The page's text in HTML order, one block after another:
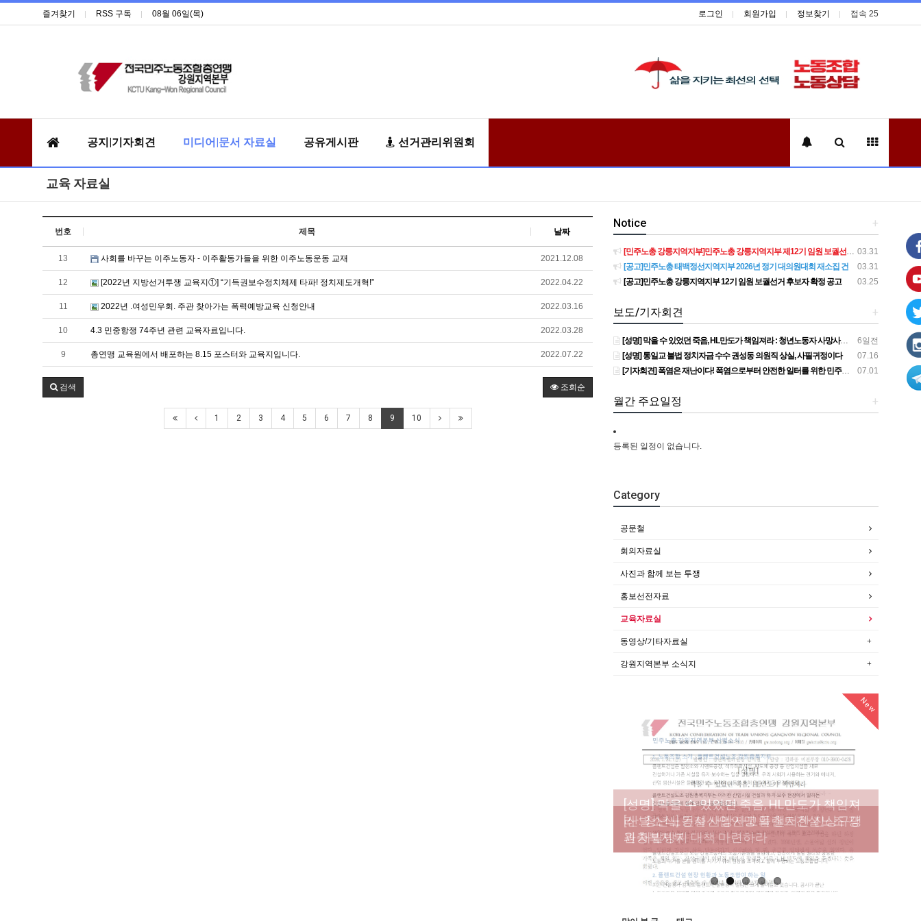
즐겨찾기 RSS 구독 08월 06일(목) 로그인 회원가입 정보찾기 접속 25
공지|기자회견 미디어|문서 자료실 공유게시판 선거관리위원회
교육 자료실
번호 제목 날짜
13 사회를 바꾸는 이주노동자 - 이주활동가들을 위한 이주노동운동 교재 2021.12.08
12 [2022년 지방선거투쟁 교육지①] “기득권보수정치체제 타파! 정치제도개혁!” 2022.04.22
11 2022년 .여성민우회. 주관 찾아가는 폭력예방교육 신청안내 2022.03.16
10 4.3 민중항쟁 74주년 관련 교육자료입니다. 2022.03.28
9 총연맹 교육원에서 배포하는 8.15 포스터와 교육지입니다. 2022.07.22
조회순
검색
1 2 3 4 5 6 7 8 9 10
+
Notice
03.31
[민주노총 강릉지역지부]민주노총 강릉지역지부 제12기 임원 보궐선거결과 공고
03.31
[공고]민주노총 태백정선지역지부 2026년 정기 대의원대회 재소집 건
03.25
[공고]민주노총 강릉지역지부 12기 임원 보궐선거 후보자 확정 공고
+
보도/기자회견
6일전
[성명] 막을 수 있었던 죽음, HL만도가 책임져라 : 청년노동자 사망사고의 철저한 진상규명과 재발방지 대책 마련하라
07.16
[성명] 통일교 불법 정치자금 수수 권성동 의원직 상실, 사필귀정이다
07.01
[기자회견] 폭염은 재난이다! 폭염으로부터 안전한 일터를 위한 민주노총 강원지역본부 폭염감시단 선포 기자회견
+
월간 주요일정
등록된 일정이 없습니다.
Category
공문철
회의자료실
사진과 함께 보는 투쟁
홍보선전자료
교육자료실
동영상/기타자료실
강원지역본부 소식지
New
[성명] 막을 수 있었던 죽음, HL만도가 책임져
라 : 청년노동자 사망사고의 철저한 진상규명
과 재발방지 대책 마련하라
New
[산별소식] 건설산업연맹 플랜트건설노조 강
원충북지부
New
[강릉,속초,원주,춘천] 폭염감시단 사업 이모저
모
New
[조합원☆인터뷰] 서비스연맹 전국학교비정
규직노동조합 강원지부 김유미 춘천지회장
[본부소식] 강원지역 노동자 합창단 모임